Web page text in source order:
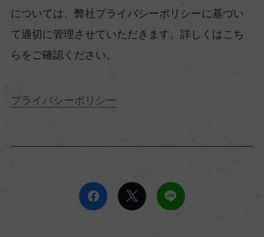
については、弊社プライバシーポリシーに基づい
て適切に管理させていただきます。詳しくはこち
らをご確認ください。
プライバシーポリシー